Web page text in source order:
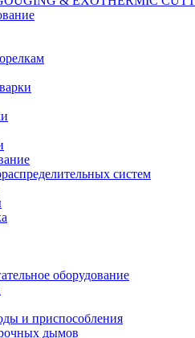
систем
оборудование
и приспособления
дымов